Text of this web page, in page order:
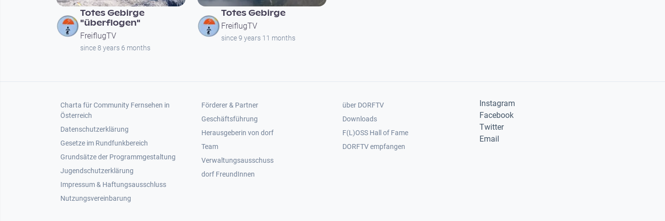
Totes Gebirge
"überflogen"
FreiflugTV
since 8 years 6 months
Totes Gebirge
FreiflugTV
since 9 years 11 months
Footer 1
Charta für Community Fernsehen in
Österreich
Datenschutzerklärung
Gesetze im Rundfunkbereich
Grundsätze der Programmgestaltung
Jugendschutzerklärung
Impressum & Haftungsausschluss
Nutzungsvereinbarung
Footer 2
Förderer & Partner
Geschäftsführung
Herausgeberin von dorf
Team
Verwaltungsausschuss
dorf FreundInnen
Footer 3
über DORFTV
Downloads
F(L)OSS Hall of Fame
Footer 4
DORFTV empfangen
Instagram
Facebook
Twitter
Email